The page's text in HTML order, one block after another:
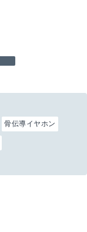
骨伝導イヤホン